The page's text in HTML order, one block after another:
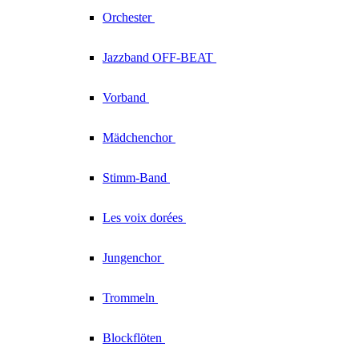
Orchester
Jazzband OFF-BEAT
Vorband
Mädchenchor
Stimm-Band
Les voix dorées
Jungenchor
Trommeln
Blockflöten